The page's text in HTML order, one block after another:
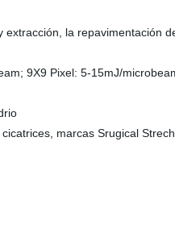
extracción, la repavimentación
9X9 Pixel: 5-15mJ/
marcas Srugical